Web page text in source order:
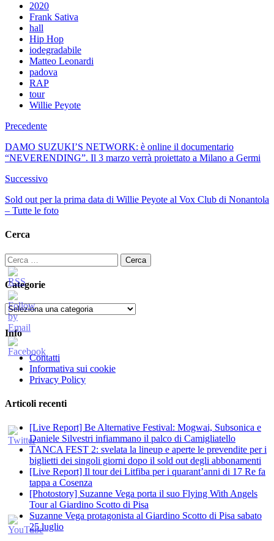
2020
Frank Sativa
hall
Hip Hop
iodegradabile
Matteo Leonardi
padova
RAP
tour
Willie Peyote
Precedente
DAMO SUZUKI’S NETWORK: è online il documentario
“NEVERENDING”. Il 3 marzo verrà proiettato a Milano a Germi
Successivo
Sold out per la prima data di Willie Peyote al Vox Club di Nonantola
– Tutte le foto
Cerca
Ricerca
per:
Categorie
Categorie
Info
Contatti
Informativa sui cookie
Privacy Policy
Articoli recenti
[Live Report] Be Alternative Festival: Mogwai, Subsonica e
Daniele Silvestri infiammano il palco di Camigliatello
TANCA FEST 2: svelata la lineup e aperte le prevendite per i
biglietti dei singoli giorni dopo il sold out degli abbonamenti
[Live Report] Il tour dei Litfiba per i quarant’anni di 17 Re fa
tappa a Cosenza
[Photostory] Suzanne Vega porta il suo Flying With Angels
Tour al Giardino Scotto di Pisa
Suzanne Vega protagonista al Giardino Scotto di Pisa sabato
25 luglio